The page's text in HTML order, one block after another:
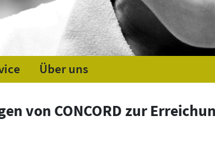
Über uns
von CONCORD zur